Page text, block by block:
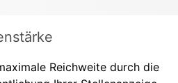
Reichweite durch die